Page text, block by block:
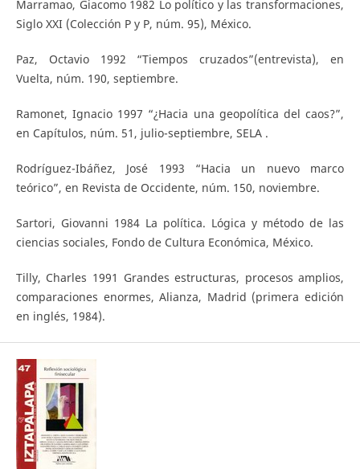
Marramao, Giacomo 1982 Lo político y las transformaciones,
Siglo XXI (Colección P y P, núm. 95), México.
Paz, Octavio 1992 “Tiempos cruzados”(entrevista), en
Vuelta, núm. 190, septiembre.
Ramonet, Ignacio 1997 “¿Hacia una geopolítica del caos?”,
en Capítulos, núm. 51, julio-septiembre, SELA .
Rodríguez-Ibáñez, José 1993 “Hacia un nuevo marco
teórico”, en Revista de Occidente, núm. 150, noviembre.
Sartori, Giovanni 1984 La política. Lógica y método de las
ciencias sociales, Fondo de Cultura Económica, México.
Tilly, Charles 1991 Grandes estructuras, procesos amplios,
comparaciones enormes, Alianza, Madrid (primera edición
en inglés, 1984).